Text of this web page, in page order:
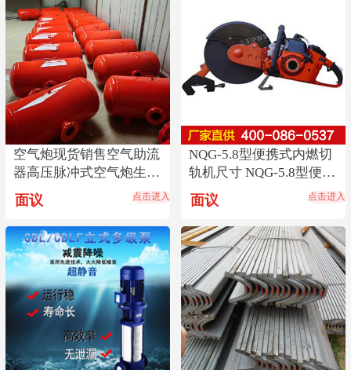
空气炮现货销售空气助流
器高压脉冲式空气炮生产
厂煤仓料仓清堵器
面议 点击进入
NQG-5.8型便携式内燃切
轨机尺寸 NQG-5.8型便携
式内燃切轨机
面议 点击进入